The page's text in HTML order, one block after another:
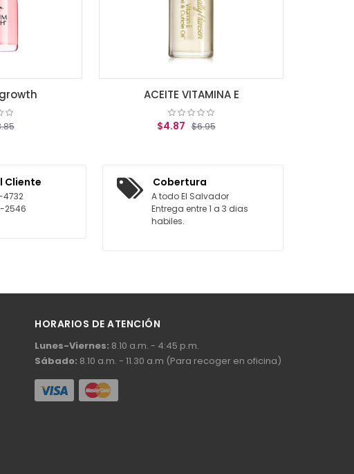
ACEITE VITAMINA E
Cliente
4732
2546
Cobertura
A todo El Salvador
Entrega entre 1 a 3 dias
habiles.
HORARIOS DE ATENCIÓN
Lunes-Viernes: 8.10 a.m. - 4:45 p.m.
Sábado: 8.10 a.m. - 11.30 a.m (Para recoger en oficina)